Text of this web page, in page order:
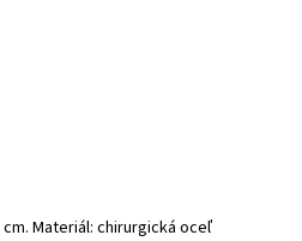
Materiál: chirurgická oceľ